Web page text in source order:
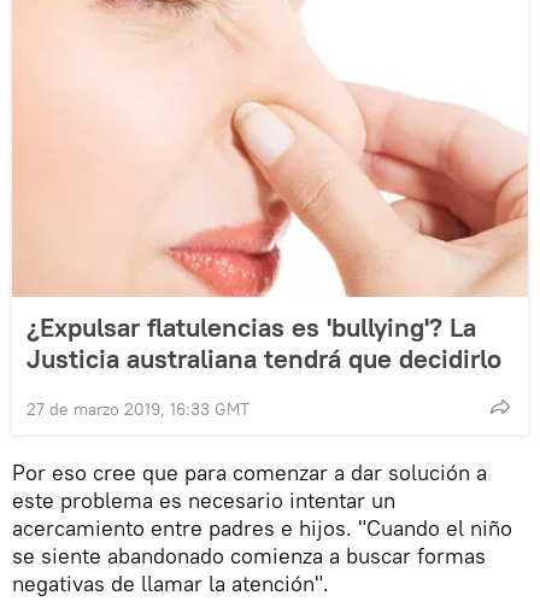
¿Expulsar flatulencias es 'bullying'? La
Justicia australiana tendrá que decidirlo
27 de marzo 2019, 16:33 GMT
Por eso cree que para comenzar a dar solución a
este problema es necesario intentar un
acercamiento entre padres e hijos. "Cuando el niño
se siente abandonado comienza a buscar formas
negativas de llamar la atención".